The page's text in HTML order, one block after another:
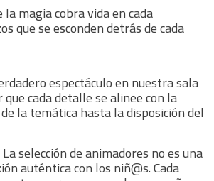
magia cobra vida en cada
que se esconden detrás de cada
espectáculo en nuestra sala
cada detalle se alinee con la
la temática hasta la disposición del
selección de animadores no es una
auténtica con los niñ@s. Cada